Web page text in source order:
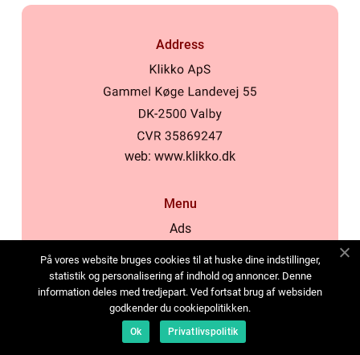
Address
web: www.klikko.dk
Menu
Ads
Cookies
Contact
Sitemap
På vores website bruges cookies til at huske dine indstillinger,
statistik og personalisering af indhold og annoncer. Denne
information deles med tredjepart. Ved fortsat brug af websiden
godkender du cookiepolitikken.
Ok Privatlivspolitik